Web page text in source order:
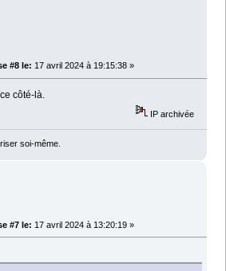
#8 le: 17 avril 2024 à 19:15:38 »
côté-là.
IP archivée
soi-même.
#7 le: 17 avril 2024 à 13:20:19 »